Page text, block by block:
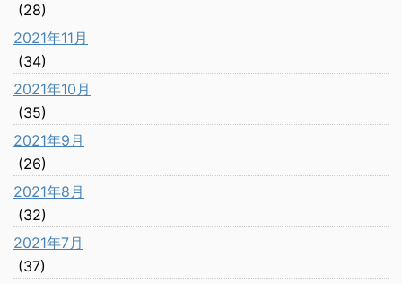
(28)
2021年11月
(34)
2021年10月
(35)
2021年9月
(26)
2021年8月
(32)
2021年7月
(37)